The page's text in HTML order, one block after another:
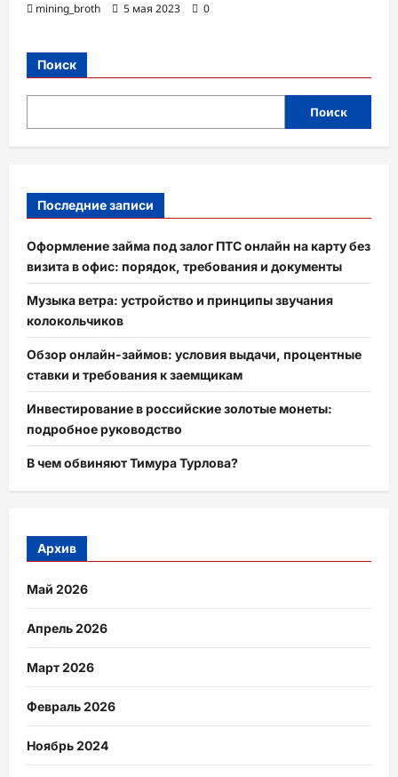
mining_broth 5 мая 2023 0
Поиск
Поиск
Последние записи
Оформление займа под залог ПТС онлайн на карту без
визита в офис: порядок, требования и документы
Музыка ветра: устройство и принципы звучания
колокольчиков
Обзор онлайн-займов: условия выдачи, процентные
ставки и требования к заемщикам
Инвестирование в российские золотые монеты:
подробное руководство
В чем обвиняют Тимура Турлова?
Архив
Май 2026
Апрель 2026
Март 2026
Февраль 2026
Ноябрь 2024